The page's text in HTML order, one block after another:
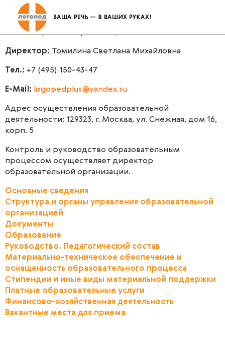
Структура и органы управления
Организационно-правовая форма:Автономная
некоммерческая организация
Директор: Томилина Светлана Михайловна
Тел.: +7 (495) 150-43-47
E-Mail: logopedplus@yandex.ru
Адрес осуществления образовательной
деятельности: 129323, г. Москва, ул. Снежная, дом 16,
корп. 5
Контроль и руководство образовательным
процессом осуществляет директор
образовательной организации.
Основные сведения
Структура и органы управления образовательной
организацией
Документы
Образование
Руководство. Педагогический состав
Материально-техническое обеспечение и
оснащенность образовательного процесса
Стипендии и иные виды материальной поддержки
Платные образовательные услуги
Финансово-хозяйственная деятельность
Вакантные места для приема